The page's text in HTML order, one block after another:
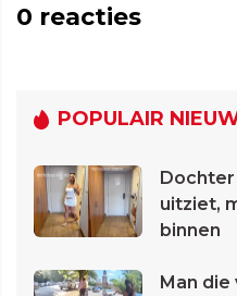
0 reacties
POPULAIR
uitziet,
binnen
Man